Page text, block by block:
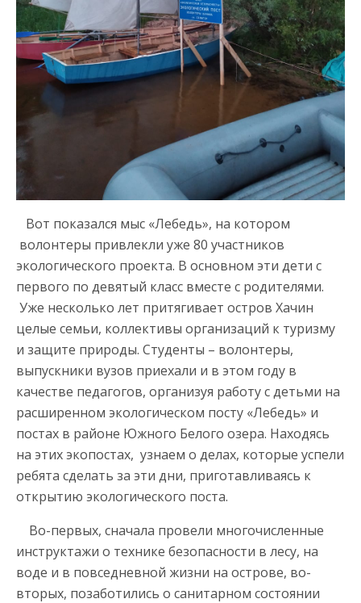
Вот показался мыс «Лебедь», на котором
волонтеры привлекли уже 80 участников
экологического проекта. В основном эти дети с
первого по девятый класс вместе с родителями.
Уже несколько лет притягивает остров Хачин
целые семьи, коллективы организаций к туризму
и защите природы. Студенты – волонтеры,
выпускники вузов приехали и в этом году в
качестве педагогов, организуя работу с детьми на
расширенном экологическом посту «Лебедь» и
постах в районе Южного Белого озера. Находясь
на этих экопостах, узнаем о делах, которые успели
ребята сделать за эти дни, приготавливаясь к
открытию экологического поста.
Во-первых, сначала провели многочисленные
инструктажи о технике безопасности в лесу, на
воде и в повседневной жизни на острове, во-
вторых, позаботились о санитарном состоянии